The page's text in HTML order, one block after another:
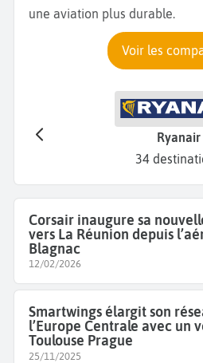
une aviation plus durable.
Voir les
Ryanair
34
Corsair inaugure sa
vers La Réunion depuis
Blagnac
12/02/2026
Smartwings élargit son
l’Europe Centrale avec un
Toulouse Prague
25/11/2025